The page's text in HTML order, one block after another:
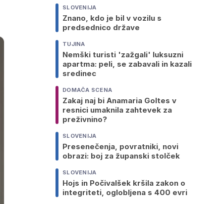
SLOVENIJA
Znano, kdo je bil v vozilu s
predsednico države
TUJINA
Nemški turisti 'zažgali' luksuzni
apartma: peli, se zabavali in kazali
sredinec
DOMAČA SCENA
Zakaj naj bi Anamaria Goltes v
resnici umaknila zahtevek za
preživnino?
SLOVENIJA
Presenečenja, povratniki, novi
obrazi: boj za županski stolček
SLOVENIJA
Hojs in Počivalšek kršila zakon o
integriteti, oglobljena s 400 evri